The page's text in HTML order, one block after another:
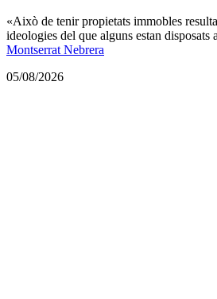
«Això de tenir propietats immobles
ideologies del que alguns estan disposats
Montserrat Nebrera
05/08/2026